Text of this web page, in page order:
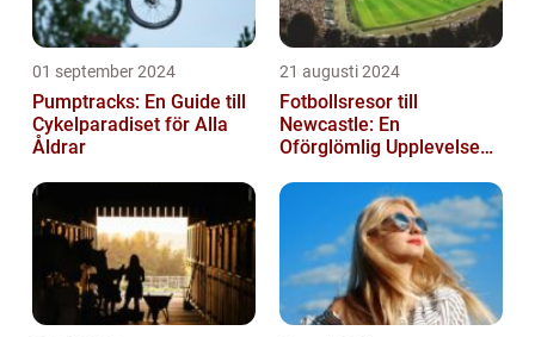
01 september 2024
Pumptracks: En Guide till
Cykelparadiset för Alla
Åldrar
21 augusti 2024
Fotbollsresor till
Newcastle: En
Oförglömlig Upplevelse